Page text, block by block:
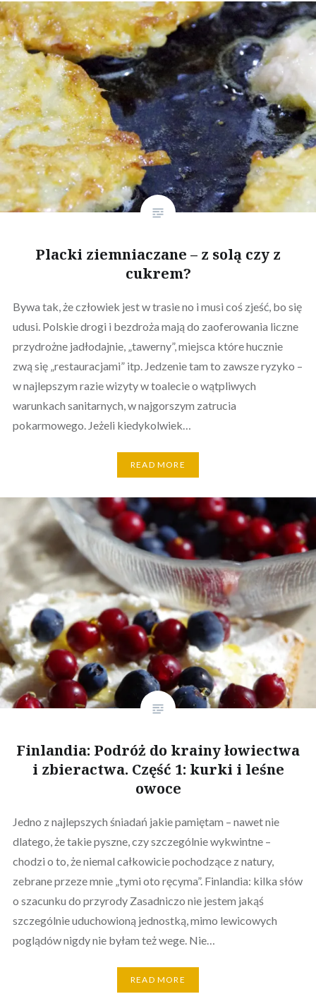
Placki ziemniaczane – z solą czy z
cukrem?
Bywa tak, że człowiek jest w trasie no i musi coś zjeść, bo się
udusi. Polskie drogi i bezdroża mają do zaoferowania liczne
przydrożne jadłodajnie, „tawerny”, miejsca które hucznie
zwą się „restauracjami” itp. Jedzenie tam to zawsze ryzyko –
w najlepszym razie wizyty w toalecie o wątpliwych
warunkach sanitarnych, w najgorszym zatrucia
pokarmowego. Jeżeli kiedykolwiek…
READ MORE
Finlandia: Podróż do krainy łowiectwa
i zbieractwa. Część 1: kurki i leśne
owoce
Jedno z najlepszych śniadań jakie pamiętam – nawet nie
dlatego, że takie pyszne, czy szczególnie wykwintne –
chodzi o to, że niemal całkowicie pochodzące z natury,
zebrane przeze mnie „tymi oto ręcyma”. Finlandia: kilka słów
o szacunku do przyrody Zasadniczo nie jestem jakąś
szczególnie uduchowioną jednostką, mimo lewicowych
poglądów nigdy nie byłam też wege. Nie…
READ MORE